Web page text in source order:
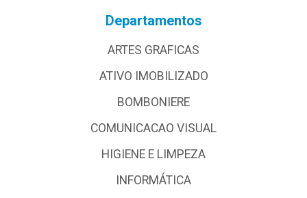
Departamentos
ARTES GRAFICAS
ATIVO IMOBILIZADO
BOMBONIERE
COMUNICACAO VISUAL
HIGIENE E LIMPEZA
INFORMÁTICA